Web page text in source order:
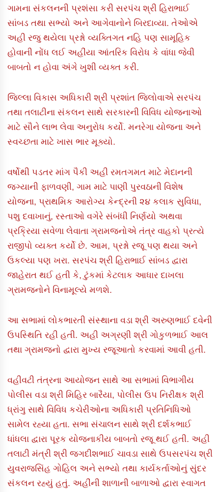
ગામના સંકલનની પ્રશંસા કરી સરપંચ શ્રી હિરાભાઈ
સાંબડ તથા સભ્યો અને આગેવાનોને બિરદાવ્યા. તેઓએ
અહી રજુ થયેલા પ્રશ્નો વ્યક્તિગત નહિ પણ સામૂહિક
હોવાની નોંધ લઈ અહીંયા આંતરિક વિરોધ કે વાંધા જેવી
બાબતો ન હોવા અંગે ખુશી વ્યક્ત કરી.
જિલ્લા વિકાસ અધિકારી શ્રી પ્રશાંત જિલોવાએ સરપંચ
તથા તલાટીના સંકલન સાથે સરકારની વિવિધ યોજનાઓ
માટે સૌને લાભ લેવા અનુરોધ કર્યો. મનરેગા યોજના અને
સ્વચ્છતા માટે ખાસ ભાર મૂક્યો.
વર્ષોથી પડતર માંગ પૈકી અહી રમતગમત માટે મેદાનની
જગ્યાની ફાળવણી, ગામ માટે પાણી પુરવઠાની વિશેષ
યોજના, પ્રાથમિક આરોગ્ય કેન્દ્રની ૨૪ કલાક સુવિધા,
પશુ દવાખાનું, રસ્તાઓ વગેરે સંબંધી નિર્ણયો અથવા
પ્રક્રિયા સવેળા લેવાતા ગ્રામજનોએ તંત્ર વાહકો પ્રત્યે
રાજીપો વ્યક્ત કર્યો છે. આમ, પ્રશ્નો રજૂ પણ થયા અને
ઉકલ્યા પણ ખરા. સરપંચ શ્રી હિરાભાઈ સાંબડ દ્વારા
જાહેરાત થઈ હતી કે, ટુંકમાં કેટલાક આધાર દાખલા
ગ્રામજનોને વિનામૂલ્યે મળશે.
આ સભામાં લોકભારતી સંસ્થાના વડા શ્રી અરુણભાઈ દવેની
ઉપસ્થિતિ રહી હતી. અહી અગ્રણી શ્રી ગોકુળભાઈ આલ
તથા ગ્રામજનો દ્વારા મુખ્ય રજૂઆતો કરવામાં આવી હતી.
વહીવટી તંત્રના આયોજન સાથે આ સભામાં વિભાગીય
પોલીસ વડા શ્રી મિહિર બારૈયા, પોલીસ ઉપ નિરીક્ષક શ્રી
ધ્રાંગુ સાથે વિવિધ કચેરીઓના અધિકારી પ્રતિનિધિઓ
સામેલ રહ્યા હતા. સભા સંચાલન સાથે શ્રી દર્શકભાઈ
ધાંધલા દ્વારા પૂરક યોજનાકીય બાબતો રજૂ થઈ હતી. અહી
તલાટી મંત્રી શ્રી જગદીશભાઈ ચાવડા સાથે ઉપસરપંચ શ્રી
યુવરાજસિંહ ગોહિલ અને સભ્યો તથા કાર્યકર્તાઓનું સુંદર
સંકલન રહ્યું હતું. અહીંની શાળાની બાળાઓ દ્વારા સ્વાગત